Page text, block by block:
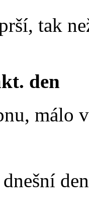
tak
den
málo
den